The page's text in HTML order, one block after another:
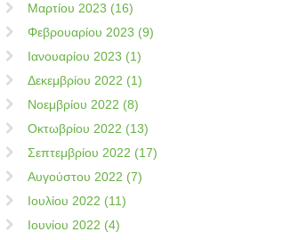
Μαρτίου 2023 (16)
Φεβρουαρίου 2023 (9)
Ιανουαρίου 2023 (1)
Δεκεμβρίου 2022 (1)
Νοεμβρίου 2022 (8)
Οκτωβρίου 2022 (13)
Σεπτεμβρίου 2022 (17)
Αυγούστου 2022 (7)
Ιουλίου 2022 (11)
Ιουνίου 2022 (4)